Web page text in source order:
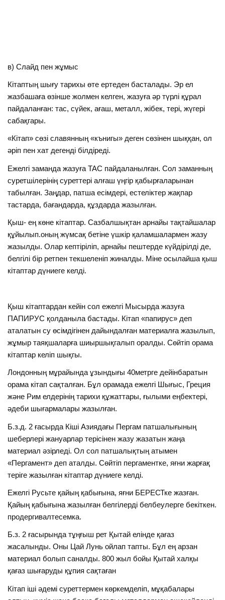
в) Слайд пен жұмыс
Кітаптың шығу тарихы өте ертеден басталады. Эр ел
жазбашаға өзінше жолмен келген, жазуға әр түрлі құрал
пайдаланған: тас, сүйек, ағаш, металл, жібек, тері, жүгері
сабақгары.
«Кітап» сөзі славянның «кънигы» деген сөзінен шыққан, ол
әріп пен хат дегенді білдіреді.
Ежелгі заманда жазуға ТАС пайдаланылған. Сол заманның
суретшілерінің суреттері алғаш үңгір қабырғаларынан
табылған. Заңдар, патша есімдері, естеліктер жақпар
тастарда, бағандарда, құздарда жазылған.
Қыш- ең көне кітаптар. Сазбалшықтан арнайы тақтайшалар
құйылып.оның жүмсақ бетіне үшкір қаламшалармен жазу
жазылды. Олар кептіріліп, арнайы пештерде күйдірілді де,
белгілі бір ретпен текшеленіп жиналды. Міне осылайша қыш
кітаптар дүниеге келді.
Қыш кітаптардан кейін сол ежелгі Мысырда жазуға
ПАПИРУС қолданыла бастады. Кітап «папирус» деп
аталатын су өсімдігінен дайындалған материалға жазылып,
жұмыр таяқшаларға шиыршықгалып оралды. Сөйтіп орама
кітаптар келіп шықгы.
Лондонның мұрайында ұзындығы 40метрге дейінбаратын
орама кітап сақталған. Бұл орамада ежелгі Шығыс, Греция
және Рим елдерінің тарихи құжаттары, ғылыми еңбектері,
әдеби шығармалары жазылған.
Б.з.д. 2 ғасырда Кіші Азиядағы Пергам патшалығының
шеберлері жануарлар терісінен жазу жазатын жаңа
материал әзірледі. Ол сол патшалықтың атымен
«Пергамент» деп аталды. Сөйтіп пергаментке, яғни жарғақ
теріге жазылған кітаптар дүниеге келді.
Ежелгі Русьте қайың қабығына, яғни БЕРЕСТке жазған.
Қайың қабығына жазылған белгілерді белбеулерге бекіткен.
продергивалтесемка.
Б.з. 2 ғасырында тұңғыш рет Қытай елінде қағаз
жасалынды. Оны Цай Лунь ойлап тапты. Бұл ең арзан
материал болып саналды. 800 жыл бойы Қытай халқы
қағаз шығаруды құпия сақтаған
Кітап іші әдемі суреттермен көркемделіп, мұқабалары